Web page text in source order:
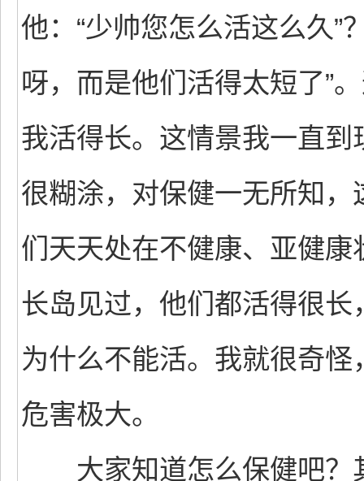
他：“少帅您怎么活这么久”
呀，而是他们活得太短了”
我活得长。这情景我一直
很糊涂，对保健一无所知
们天天处在不健康、亚健
长岛见过，他们都活得很
为什么不能活。我就很奇
危害极大。
大家知道怎么保健吧？